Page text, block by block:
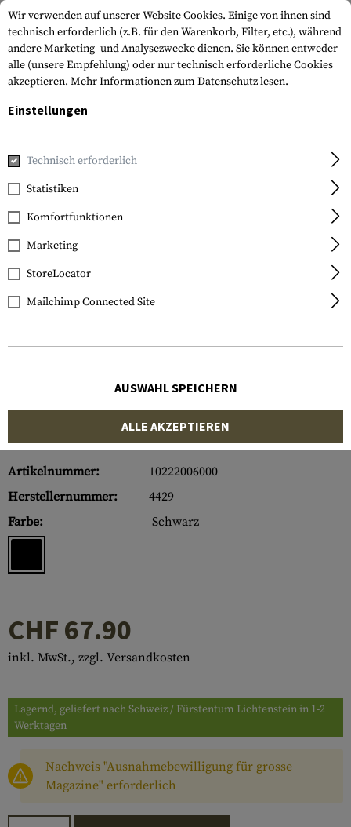
Home Waffenzubehör
Glock
Magazine for Glock
9mm 33rds
Artikelnummer:
10222006000
Herstellernummer:
4429
Farbe:
Schwarz
CHF 67.90
inkl. MwSt., zzgl. Versandkosten
Lagernd, geliefert nach Schweiz / Fürstentum Lichtenstein in 1-2
Werktagen
Nachweis "Ausnahmebewilligung für grosse
Magazine" erforderlich
Wir verwenden auf unserer Website Cookies. Einige von ihnen sind
technisch erforderlich (z.B. für den Warenkorb, Filter, etc.), während
andere Marketing- und Analysezwecke dienen. Sie können entweder
alle (unsere Empfehlung) oder nur technisch erforderliche Cookies
akzeptieren. Mehr Informationen zum Datenschutz lesen.
Einstellungen
Technisch erforderlich
Statistiken
Komfortfunktionen
Marketing
StoreLocator
Mailchimp Connected Site
AUSWAHL SPEICHERN
ALLE AKZEPTIEREN